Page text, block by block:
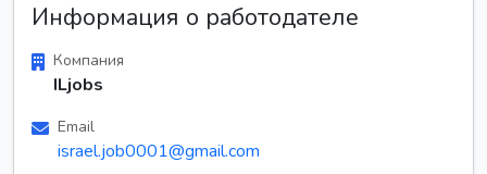
Информация о работодателе
Компания
ILjobs
Email
israel.job0001@gmail.com